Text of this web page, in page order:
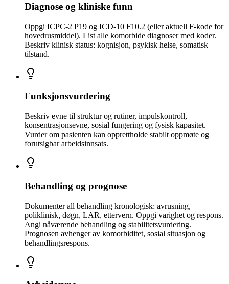
Diagnose og kliniske funn
Oppgi ICPC-2 P19 og ICD-10 F10.2 (eller aktuell F-kode for
hovedrusmiddel). List alle komorbide diagnoser med koder.
Beskriv klinisk status: kognisjon, psykisk helse, somatisk
tilstand.
Funksjonsvurdering
Beskriv evne til struktur og rutiner, impulskontroll,
konsentrasjonsevne, sosial fungering og fysisk kapasitet.
Vurder om pasienten kan opprettholde stabilt oppmøte og
forutsigbar arbeidsinnsats.
Behandling og prognose
Dokumenter all behandling kronologisk: avrusning,
poliklinisk, døgn, LAR, ettervern. Oppgi varighet og respons.
Angi nåværende behandling og stabilitetsvurdering.
Prognosen avhenger av komorbiditet, sosial situasjon og
behandlingsrespons.